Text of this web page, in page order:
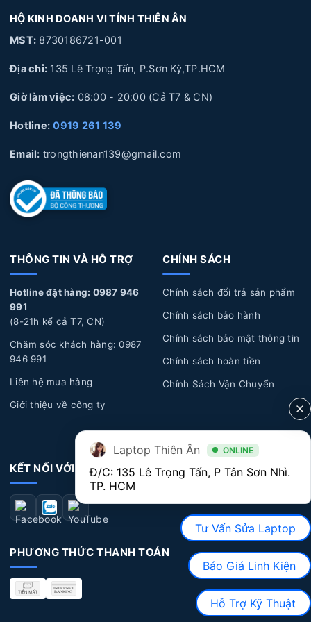
hư hỏng
4. Lợi ích của việc thay Pin Laptop Acer lấy liền tại Laptop Thiên
6. Laptop Thiên Ân chuyên cung cấp linh kiện và sửa chữa
1. Nguyên nhân và dấu hiệu nhận biết Pin Laptop
Nguyên nhân làm Pin Laptop Acer bị hư hỏng
Sử dụng không đúng cách:Pin Laptop được cắm sạc
liên tục trong thời gian dài, không xả pin, pin bị phù
lên, Pin để lâu không sử dụng trong thời gian dài, làm
hỏng pin.
gian dài, pin sẽ trải qua quá trình hao mòn tự nhiên dẫn
đến năng lượng giảm dần, hoặc pin bị biến dạng làm ảnh
hưởng đến linh kiện bên trong laptop và phần vỏ của
Lỗi tác động vật lý:Laptop bị rơi rớt, đổ chất lỏng,
cháy nổ, va đập mạnh làm hư hỏng pin.
Dấu hiệu nhận biết Pin Laptop Acer bị hư hỏng
Thời lượng Pin:Nếu bạn nhận thấy thời lượn pin
ngắn, sử dụng nhanh hết pin, có khi vừa rút sạc ra là
máy tắt luôn, lúc này bạn nên đi thay pin để không bị
ảnh hưởng đến hiệu suất máy cũng như quá trình sử
HỘ KINH DOANH VI TÍNH THIÊN ÂN
MST: 8730186721-001
Địa chỉ: 135 Lê Trọng Tấn, P.Sơn Kỳ,TP.HCM
Giờ làm việc: 08:00 - 20:00 (Cả T7 & CN)
Hotline: 0919 261 139
Email: trongthienan139@gmail.com
THÔNG TIN VÀ HỖ TRỢ
Hotline đặt hàng: 0987 946
991
(8-21h kể cả T7, CN)
Chăm sóc khách hàng: 0987
946 991
Liên hệ mua hàng
Giới thiệu về công ty
CHÍNH SÁCH
Chính sách đổi trả sản phẩm
Chính sách bảo hành
Chính sách bảo mật thông tin
Chính sách hoàn tiền
Chính Sách Vận Chuyển
KẾT NỐI VỚI CHÚNG TÔI
PHƯƠNG THỨC THANH TOÁN
Laptop Thiên Ân ONLINE
Đ/C: 135 Lê Trọng Tấn, P Tân Sơn Nhì.
TP. HCM
Tư Vấn Sửa Laptop
Báo Giá Linh Kiện
Hỗ Trợ Kỹ Thuật